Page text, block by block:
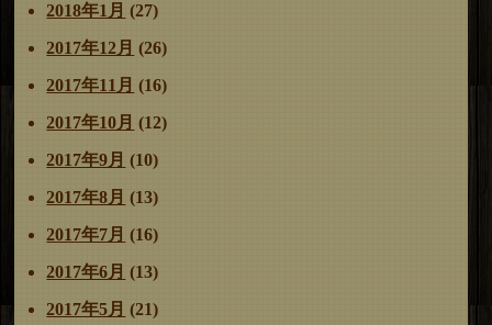
2018年1月 (27)
2017年12月 (26)
2017年11月 (16)
2017年10月 (12)
2017年9月 (10)
2017年8月 (13)
2017年7月 (16)
2017年6月 (13)
2017年5月 (21)